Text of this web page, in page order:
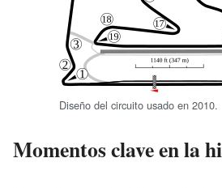
Diseño del circuito usado en 2010.
Momentos clave en la